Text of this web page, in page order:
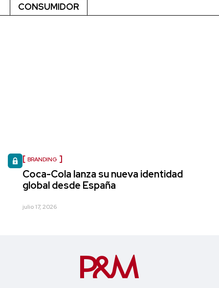
CONSUMIDOR
BRANDING
Coca-Cola lanza su nueva identidad
global desde España
julio 17, 2026